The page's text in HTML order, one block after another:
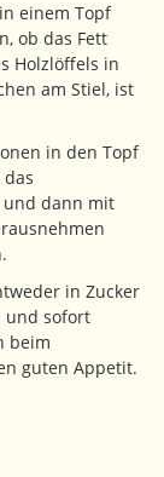
einem Topf
ob das Fett
Holzlöffels in
am Stiel, ist
in den Topf
und dann mit
in Zucker
und sofort
beim
guten Appetit.